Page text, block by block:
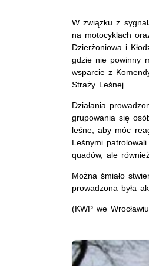
W związku z
na motocyklach
Dzierżoniowa i
gdzie nie powinny
wsparcie z
Straży Leśnej.
Działania
grupowania się
leśne, aby móc
Leśnymi
quadów, ale
Można śmiało
prowadzona była
(KWP we